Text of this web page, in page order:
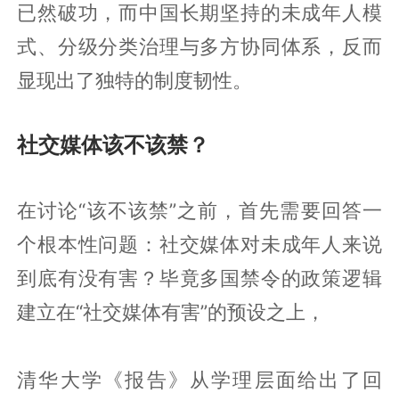
已然破功，而中国长期坚持的未成年人模
式、分级分类治理与多方协同体系，反而
显现出了独特的制度韧性。
社交媒体该不该禁？
在讨论“该不该禁”之前，首先需要回答一
个根本性问题：社交媒体对未成年人来说
到底有没有害？毕竟多国禁令的政策逻辑
建立在“社交媒体有害”的预设之上，
清华大学《报告》从学理层面给出了回